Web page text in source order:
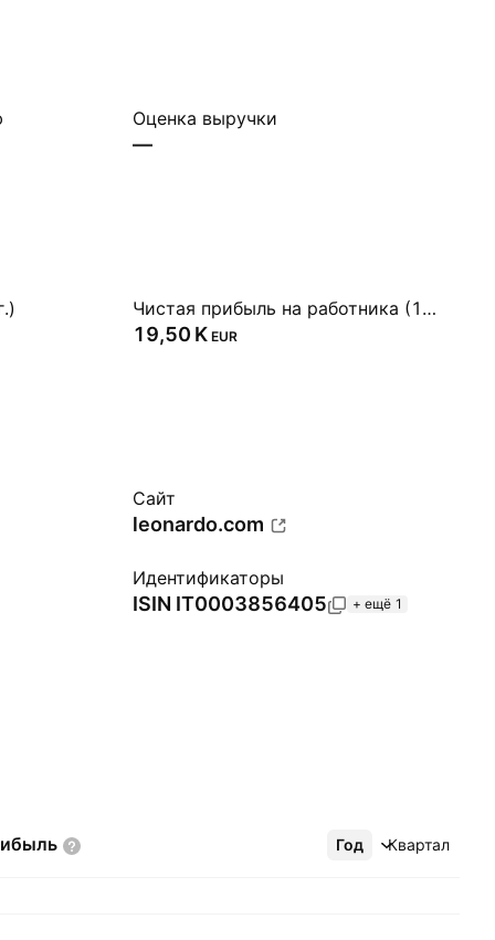
Оценка выручки
—
Чистая прибыль на работника (1 г.)
‪19,50 K‬ EUR
Сайт
leonardo.com
Идентификаторы
ISIN IT0003856405 + ещё 1
Год Квартал
Ещё